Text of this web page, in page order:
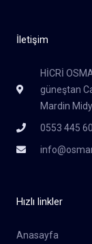
İletişim
HİCRİ
güneştan
Mardin
0553 445
Hızlı linkler
Anasayfa